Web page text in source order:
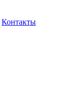
Контакты